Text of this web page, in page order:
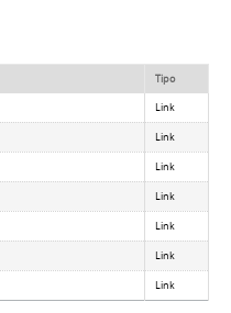
Tipo
Link
Link
Link
Link
Link
Link
Link